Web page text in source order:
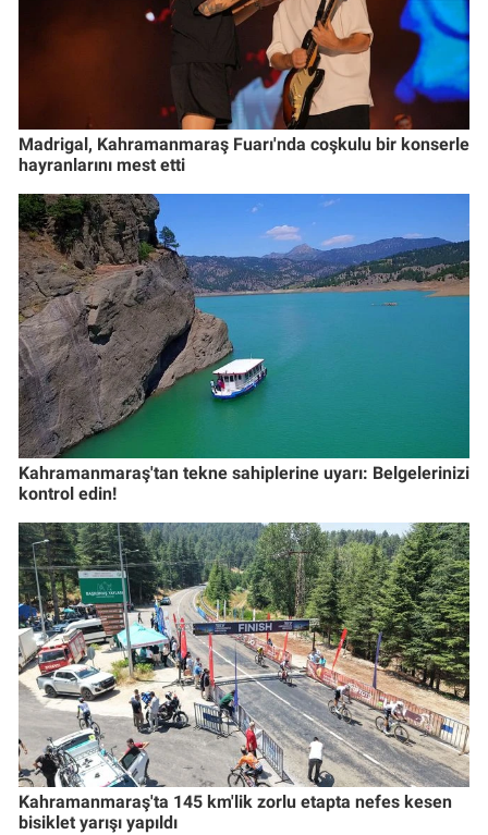
Madrigal, Kahramanmaraş Fuarı'nda coşkulu bir konserle
hayranlarını mest etti
Kahramanmaraş'tan tekne sahiplerine uyarı: Belgelerinizi
kontrol edin!
Kahramanmaraş'ta 145 km'lik zorlu etapta nefes kesen
bisiklet yarışı yapıldı